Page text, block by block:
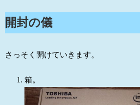
開封の儀
さっそく開けていきます。
箱。